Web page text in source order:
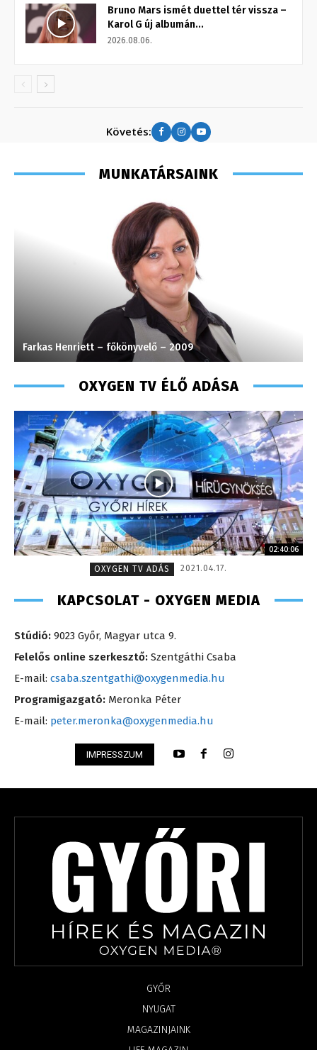
Bruno Mars ismét duettel tér vissza –
Karol G új albumán...
2026.08.06.
Követés:
MUNKATÁRSAINK
Gombos Éva – sales manager – 2017
OXYGEN TV ÉLŐ ADÁSA
02:40:06
OXYGEN TV ADÁS
2021.04.17.
KAPCSOLAT - OXYGEN MEDIA
Stúdió: 9023 Győr, Magyar utca 9.
Felelős online szerkesztő: Szentgáthi Csaba
E-mail: csaba.szentgathi@oxygenmedia.hu
Programigazgató: Meronka Péter
E-mail: peter.meronka@oxygenmedia.hu
IMPRESSZUM
GYŐR
NYUGAT
MAGAZINJAINK